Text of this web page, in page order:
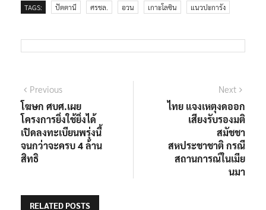
TAGS: ปัตตานี ศรชล. อวน เกาะโลซิน แนวปะการัง
แนะแนว
เรื่อง
PreviousPrevious
post:
โฆษก ศบศ.เผย
โครงการยิ่งใช้ยิ่งได้
เปิดลงทะเบียนพรุ่งนี้
จนกว่าจะครบ 4 ล้าน
สิทธิ
Next
ไทย แจงเหตุงดออก
เสียงรับรองมติ
สมัชชา
สหประชาชาติ กรณี
สถานการณ์ในเมีย
นมา
RELATED POSTS